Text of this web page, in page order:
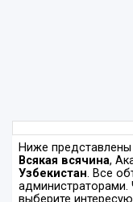
Ниже
Всякая всячина,
Узбекистан. Все
администраторами.
выберите